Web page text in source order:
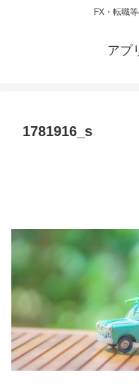
FX・転職
アプ
1781916_s